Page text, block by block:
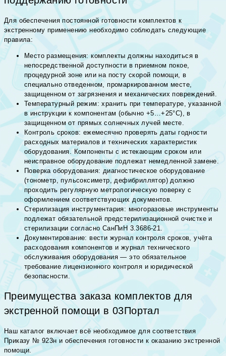
Для обеспечения постоянной готовности комплектов к
экстренному применению необходимо соблюдать следующие
правила:
Место размещения: комплекты должны находиться в
непосредственной доступности в приемном покое,
процедурной зоне или на посту скорой помощи, в
специально отведенном, промаркированном месте,
защищенном от загрязнения и механических повреждений.
Температурный режим: хранить при температуре, указанной
в инструкции к компонентам (обычно +5…+25°С), в
защищенном от прямых солнечных лучей месте.
Контроль сроков: ежемесячно проверять даты годности
расходных материалов и технических характеристик
оборудования. Компоненты с истекающим сроком или
неисправное оборудование подлежат немедленной замене.
Поверка оборудования: диагностическое оборудование
(тонометр, пульсоксиметр, дефибриллятор) должно
проходить регулярную метрологическую поверку с
оформлением соответствующих документов.
Стерилизация инструментария: многоразовые инструменты
подлежат обязательной предстерилизационной очистке и
стерилизации согласно СанПиН 3.3686-21.
Документирование: вести журнал контроля сроков, учёта
расходования компонентов и журнал технического
обслуживания оборудования — это обязательное
требование лицензионного контроля и юридической
безопасности.
Преимущества заказа комплектов для
экстренной помощи в 03Портал
Наш каталог включает всё необходимое для соответствия
Приказу № 923н и обеспечения готовности к оказанию экстренной
помощи.